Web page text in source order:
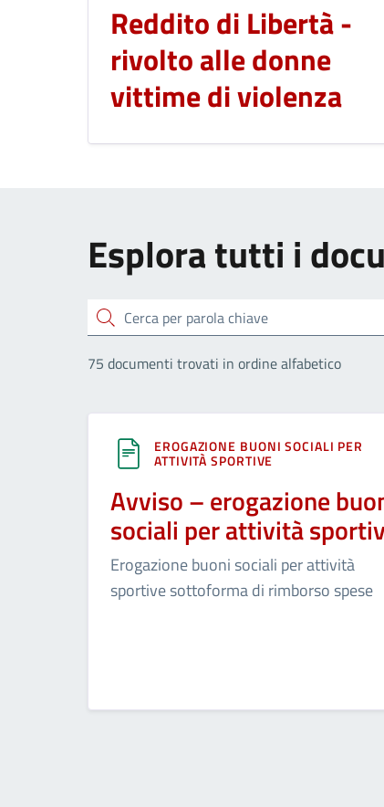
Reddito di Libertà -
rivolto alle donne
vittime di violenza
Esplora tutti i
Cerca
75 documenti trovati in ordine alfabetico
EROGAZIONE BUONI SOCIALI PER
ATTIVITÀ SPORTIVE
Avviso – erogazione
sociali per attività
Erogazione buoni sociali per attività
sportive sottoforma di rimborso spese